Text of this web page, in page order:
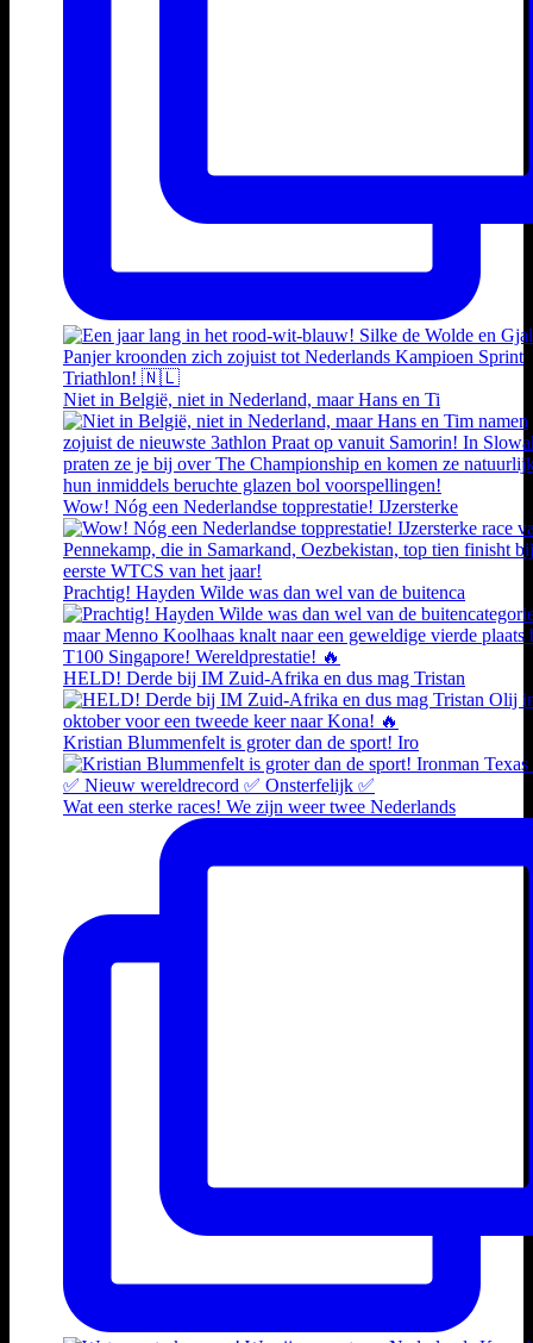
Niet in België, niet in Nederland, maar Hans en Ti
Wow! Nóg een Nederlandse topprestatie! IJzersterke
Prachtig! Hayden Wilde was dan wel van de buitenca
HELD! Derde bij IM Zuid-Afrika en dus mag Tristan
Kristian Blummenfelt is groter dan de sport! Iro
Wat een sterke races! We zijn weer twee Nederlands